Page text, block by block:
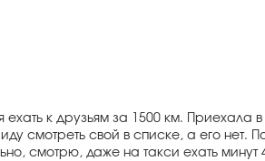
к друзьям за 1500 км.
смотреть свой в списке, а его
смотрю, даже на такси ехать